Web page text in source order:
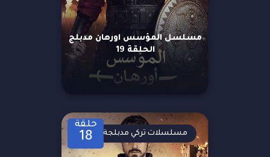
مسلسل المؤسس اورهان مدبلج
الحلقة 19
حلقة
18 مسلسلات تركي مدبلجة